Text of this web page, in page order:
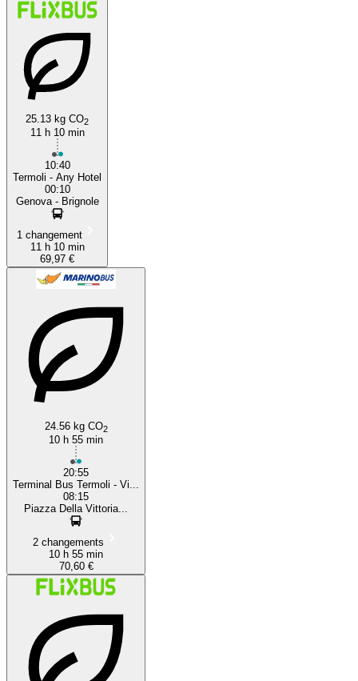
25.13 kg CO2
11 h 10 min
10:40
Termoli - Any Hotel
00:10
Genova - Brignole
1 changement
11 h 10 min
69,97 €
24.56 kg CO2
10 h 55 min
20:55
Terminal Bus Termoli - Vi...
08:15
Piazza Della Vittoria...
2 changements
10 h 55 min
70,60 €